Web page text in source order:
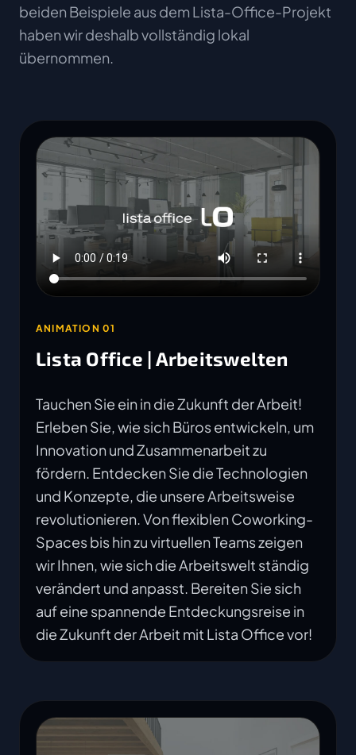
beiden Beispiele aus dem Lista-Office-Projekt
haben wir deshalb vollständig lokal
übernommen.
ANIMATION 01
Lista Office | Arbeitswelten
Tauchen Sie ein in die Zukunft der Arbeit!
Erleben Sie, wie sich Büros entwickeln, um
Innovation und Zusammenarbeit zu
fördern. Entdecken Sie die Technologien
und Konzepte, die unsere Arbeitsweise
revolutionieren. Von flexiblen Coworking-
Spaces bis hin zu virtuellen Teams zeigen
wir Ihnen, wie sich die Arbeitswelt ständig
verändert und anpasst. Bereiten Sie sich
auf eine spannende Entdeckungsreise in
die Zukunft der Arbeit mit Lista Office vor!